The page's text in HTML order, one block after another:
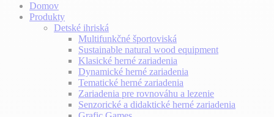
Domov
Produkty
Detské ihriská
Multifunkčné športoviská
Sustainable natural wood equipment
Klasické herné zariadenia
Dynamické herné zariadenia
Tematické herné zariadenia
Zariadenia pre rovnováhu a lezenie
Senzorické a didaktické herné zariadenia